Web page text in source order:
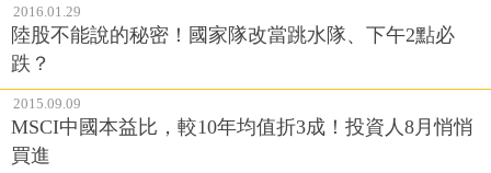
2016.01.29
陸股不能說的秘密！國家隊改當跳水隊、下午2點必
跌？
2015.09.09
MSCI中國本益比，較10年均值折3成！投資人8月悄悄
買進